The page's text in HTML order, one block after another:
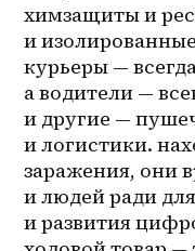
химзащиты и
и
курьеры —
а водители —
и другие —
и логистики.
заражения, они
и людей ради
и развития